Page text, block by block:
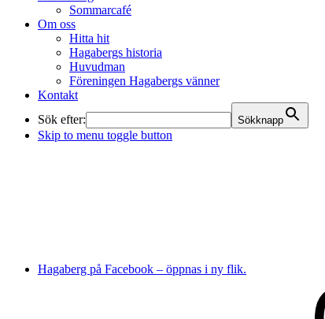
Sommarcafé
Om oss
Hitta hit
Hagabergs historia
Huvudman
Föreningen Hagabergs vänner
Kontakt
Sök efter:
Sökknapp
Skip to menu toggle button
Hagaberg på Facebook – öppnas i ny flik.